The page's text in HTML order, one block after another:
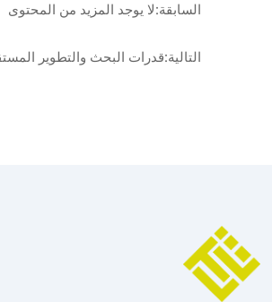
السابقة:لا يوجد المزيد من المحتوى
التالية:قدرات البحث والتطوير